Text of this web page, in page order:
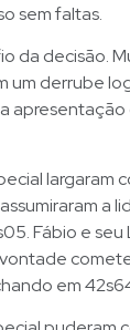
sem faltas.
da decisão.
um derrube
apresentação
largaram
a
Fábio e
em